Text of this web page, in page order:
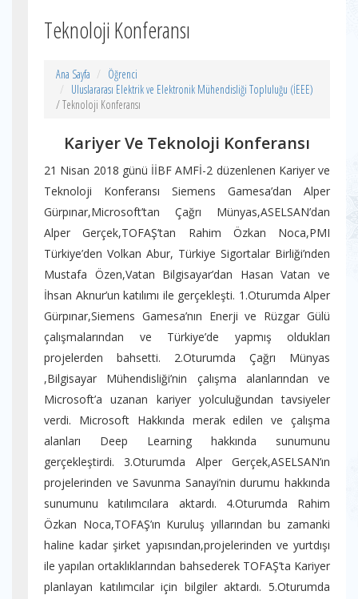
Teknoloji Konferansı
Ana Sayfa
Öğrenci
Uluslararası Elektrik ve Elektronik Mühendisliği Topluluğu (İEEE)
/ Teknoloji Konferansı
Kariyer Ve Teknoloji Konferansı
21 Nisan 2018 günü İİBF AMFİ-2 düzenlenen Kariyer ve
Teknoloji Konferansı Siemens Gamesa’dan Alper
Gürpınar,Microsoft’tan Çağrı Münyas,ASELSAN’dan
Alper Gerçek,TOFAŞ’tan Rahim Özkan Noca,PMI
Türkiye’den Volkan Abur, Türkiye Sigortalar Birliği’nden
Mustafa Özen,Vatan Bilgisayar’dan Hasan Vatan ve
İhsan Aknur’un katılımı ile gerçekleşti. 1.Oturumda Alper
Gürpınar,Siemens Gamesa’nın Enerji ve Rüzgar Gülü
çalışmalarından ve Türkiye’de yapmış oldukları
projelerden bahsetti. 2.Oturumda Çağrı Münyas
,Bilgisayar Mühendisliği’nin çalışma alanlarından ve
Microsoft’a uzanan kariyer yolculuğundan tavsiyeler
verdi. Microsoft Hakkında merak edilen ve çalışma
alanları Deep Learning hakkında sunumunu
gerçekleştirdi. 3.Oturumda Alper Gerçek,ASELSAN’ın
projelerinden ve Savunma Sanayi’nin durumu hakkında
sunumunu katılımcılara aktardı. 4.Oturumda Rahim
Özkan Noca,TOFAŞ’ın Kuruluş yıllarından bu zamanki
haline kadar şirket yapısından,projelerinden ve yurtdışı
ile yapılan ortaklıklarından bahsederek TOFAŞ’ta Kariyer
planlayan katılımcılar için bilgiler aktardı. 5.Oturumda